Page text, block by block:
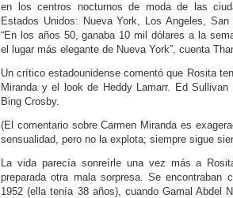
en los centros nocturnos de moda de las
Estados Unidos: Nueva York, Los Angeles,
“En los años 50, ganaba 10 mil dólares a la
el lugar más elegante de Nueva York”, cuenta
Un crítico estadounidense comentó que Rosita
Miranda y el look de Heddy Lamarr. Ed
Bing Crosby.
(El comentario sobre Carmen Miranda es
sensualidad, pero no la explota; siempre sigue
La vida parecía sonreírle una vez más a
preparada otra mala sorpresa. Se encontraban
1952 (ella tenía 38 años), cuando Gamal Abdel